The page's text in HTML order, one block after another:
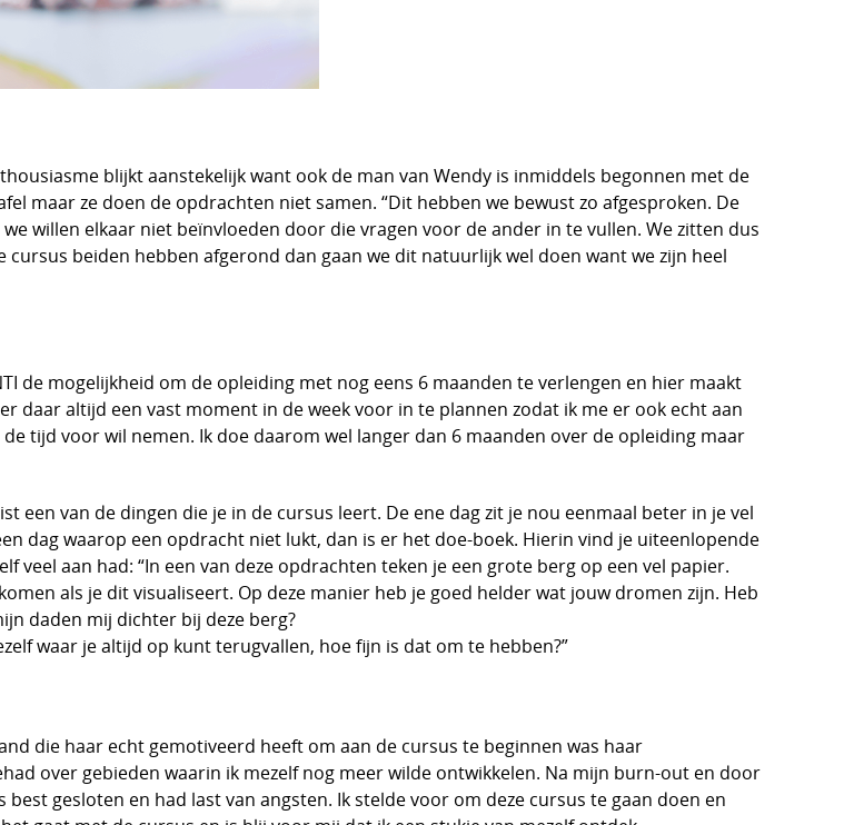
blijkt aanstekelijk want ook de man van Wendy is inmiddels begonnen met de
maar ze doen de opdrachten niet samen. “Dit hebben we bewust zo afgesproken. De
willen elkaar niet beïnvloeden door die vragen voor de ander in te vullen. We zitten dus
beiden hebben afgerond dan gaan we dit natuurlijk wel doen want we zijn heel
de mogelijkheid om de opleiding met nog eens 6 maanden te verlengen en hier maakt
daar altijd een vast moment in de week voor in te plannen zodat ik me er ook echt aan
tijd voor wil nemen. Ik doe daarom wel langer dan 6 maanden over de opleiding maar
een van de dingen die je in de cursus leert. De ene dag zit je nou eenmaal beter in je vel
dag waarop een opdracht niet lukt, dan is er het doe-boek. Hierin vind je uiteenlopende
veel aan had: “In een van deze opdrachten teken je een grote berg op een vel papier.
als je dit visualiseert. Op deze manier heb je goed helder wat jouw dromen zijn. Heb
daden mij dichter bij deze berg?
waar je altijd op kunt terugvallen, hoe fijn is dat om te hebben?”
die haar echt gemotiveerd heeft om aan de cursus te beginnen was haar
over gebieden waarin ik mezelf nog meer wilde ontwikkelen. Na mijn burn-out en door
gesloten en had last van angsten. Ik stelde voor om deze cursus te gaan doen en